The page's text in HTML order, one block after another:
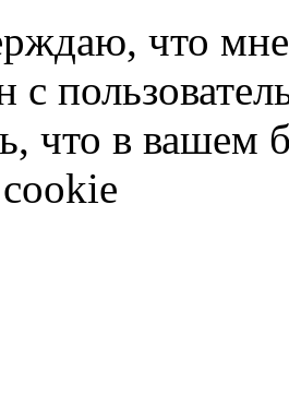
что
с
что в вашем